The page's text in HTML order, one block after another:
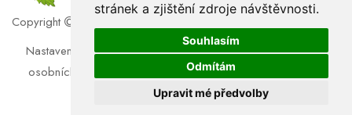
stránek a zjištění zdroje návštěvnosti.
Souhlasím
Odmítám
Upravit mé předvolby
Copyright
2026 Lbros s.r.o.
Nastavení cookies|Soubory cookies|Zásady zpracování
osobních údajů
Souhlas se zpracováním osobních údajů